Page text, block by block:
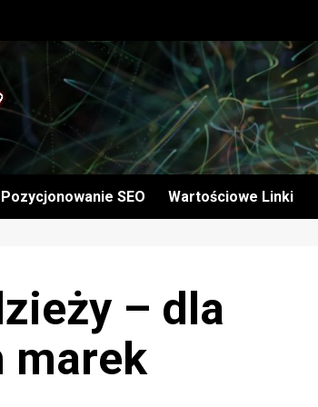
Pozycjonowanie SEO Wartościowe Linki
– dla
marek